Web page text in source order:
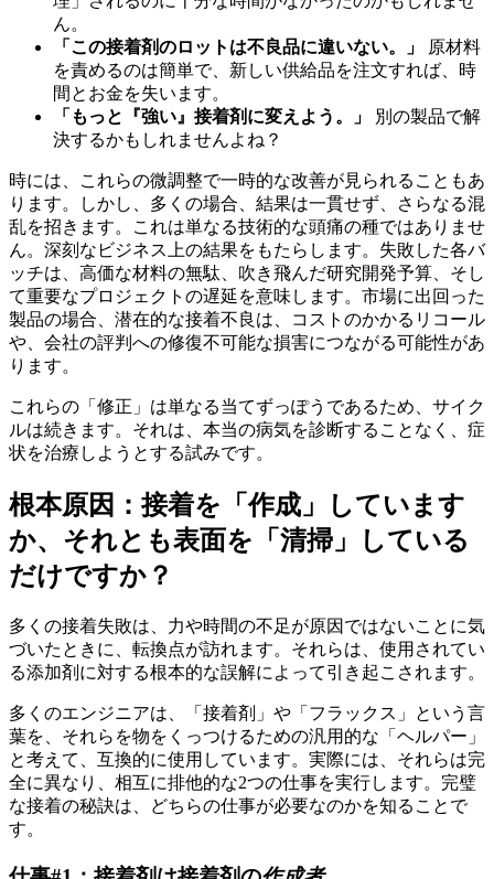
ん。
「この接着剤のロットは不良品に違いない。」
原材料
を責めるのは簡単で、新しい供給品を注文すれば、時
間とお金を失います。
「もっと『強い』接着剤に変えよう。」
別の製品で解
決するかもしれませんよね？
時には、これらの微調整で一時的な改善が見られることもあ
ります。しかし、多くの場合、結果は一貫せず、さらなる混
乱を招きます。これは単なる技術的な頭痛の種ではありませ
ん。深刻なビジネス上の結果をもたらします。失敗した各バ
ッチは、高価な材料の無駄、吹き飛んだ研究開発予算、そし
て重要なプロジェクトの遅延を意味します。市場に出回った
製品の場合、潜在的な接着不良は、コストのかかるリコール
や、会社の評判への修復不可能な損害につながる可能性があ
ります。
これらの「修正」は単なる当てずっぽうであるため、サイク
ルは続きます。それは、本当の病気を診断することなく、症
状を治療しようとする試みです。
根本原因：接着を「作成」しています
か、それとも表面を「清掃」している
だけですか？
多くの接着失敗は、力や時間の不足が原因ではないことに気
づいたときに、転換点が訪れます。それらは、使用されてい
る添加剤に対する根本的な誤解によって引き起こされます。
多くのエンジニアは、「接着剤」や「フラックス」という言
葉を、それらを物をくっつけるための汎用的な「ヘルパー」
と考えて、互換的に使用しています。実際には、それらは完
全に異なり、相互に排他的な2つの仕事を実行します。完璧
な接着の秘訣は、どちらの仕事が必要なのかを知ることで
す。